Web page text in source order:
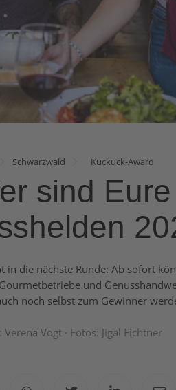
Schwarzwald Kuckuck-Award
sind Eure
in die nächste Runde: Ab sofort
und
noch selbst zum Gewinner
Verena Vogt · Fotos: Jigal Fichtner